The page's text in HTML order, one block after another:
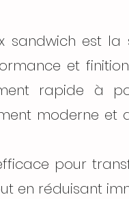
sandwich est
et
rapide à
moderne et
pour
en réduisant